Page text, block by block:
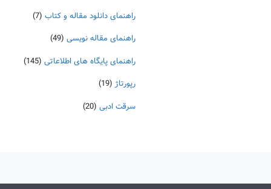
راهنمای دانلود مقاله و کتاب (7)
راهنمای مقاله نویسی (49)
راهنمای پایگاه های اطلاعاتی (145)
رپورتاژ (19)
سرقت ادبی (20)